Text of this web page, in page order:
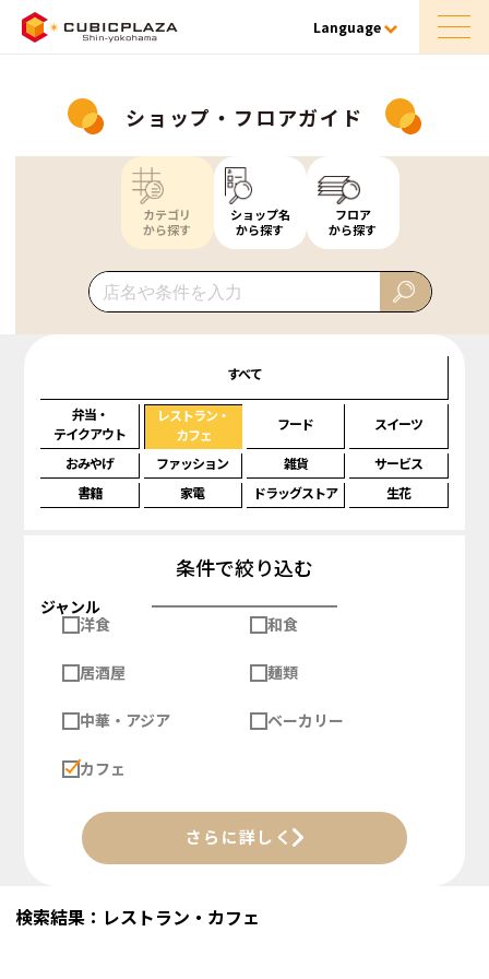
Language
ショップ・フロアガイド
カテゴリ
から探す
ショップ名
から探す
フロア
から探す
すべて
弁当・
テイクアウト
レストラン・
カフェ
フード スイーツ
おみやげ ファッション 雑貨
サービス
書籍
家電 ドラッグストア 生花
条件で絞り込む
ジャンル
洋食
和食
居酒屋 麺類
中華・アジア ベーカリー
カフェ
さらに詳しく
検索結果：レストラン・カフェ